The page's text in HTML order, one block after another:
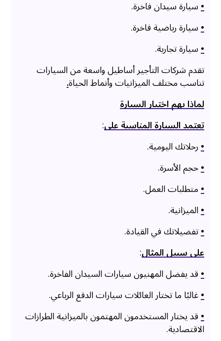
•سيارة سيدان فاخرة.
•سيارة رياضية فاخرة.
•سيارة تجارية.
تقدم شركات التأجير أساطيل واسعة من السيارات
تناسب مختلف الميزانيات وأنماط الحياة.
لماذا يهم اختيار السيارة
تعتمد السيارة المناسبة على:
•رحلاتك اليومية.
•حجم الأسرة.
•متطلبات العمل.
•الميزانية.
•تفضيلاتك في القيادة.
على سبيل المثال:
•قد يفضل المهنيون سيارات السيدان الفاخرة.
•غالبًا ما تختار العائلات سيارات الدفع الرباعي.
•قد يختار المستخدمون المهتمون بالميزانية الطرازات
الاقتصادية.